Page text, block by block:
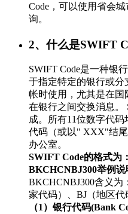
Code，可以使用省会
询。
2、什么是SWIFT
SWIFT Code是一种银
于指定特定的银行或
帐时使用，尤其是在
在银行之间交换消息。
成。所有11位数字代
代码（或以" XXX"结
办公室。
SWIFT Code的格式为
BKCHCNBJ300举例说
BKCHCNBJ300含义为
家代码）、BJ（地区代
（1）银行代码(Bank